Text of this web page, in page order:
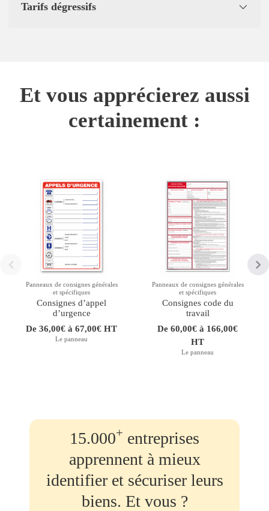
Tarifs dégressifs
Et vous apprécierez aussi
certainement :
Panneaux de consignes générales
et spécifiques
Consignes d’appel
d’urgence
De 36,00€ à 67,00€ HT
Le panneau
Panneaux de consignes générales
et spécifiques
Consignes code du
travail
De 60,00€ à 166,00€
HT
Le panneau
15.000+ entreprises
apprennent à mieux
identifier et sécuriser leurs
biens. Et vous ?